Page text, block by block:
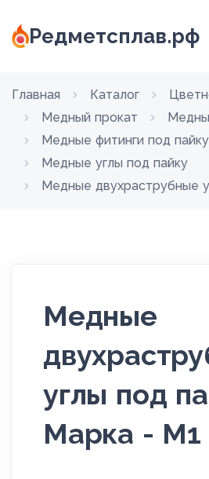
Редметсплав.рф
Главная Каталог
Медный прокат
Медные фитинги под пайку
Медные углы под пайку
Медные двухраструбные
Медные
углы под
Марка - М1